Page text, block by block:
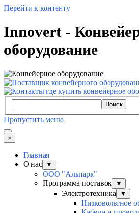
Перейти к контенту
Innovert -
оборудование
Поиск
Пропустить меню
×
Главная
О нас
▼
ООО "Альпарк"
Программа поставок
▼
Электротехника ▼
Низковольтное